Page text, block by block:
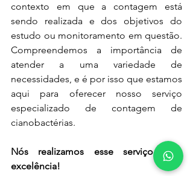
contexto em que a contagem está
sendo realizada e dos objetivos do
estudo ou monitoramento em questão.
Compreendemos a importância de
atender a uma variedade de
necessidades, e é por isso que estamos
aqui para oferecer nosso serviço
especializado de contagem de
cianobactérias.
Nós realizamos esse serviço com
excelência!